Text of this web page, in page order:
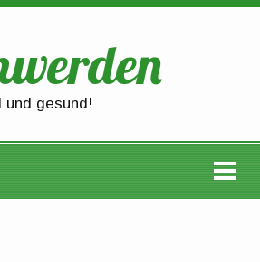
und gesund!